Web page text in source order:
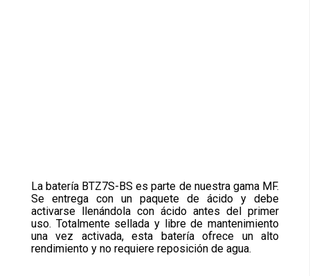
La batería BTZ7S-BS es parte de nuestra gama MF.
Se entrega con un paquete de ácido y debe
activarse llenándola con ácido antes del primer
uso. Totalmente sellada y libre de mantenimiento
una vez activada, esta batería ofrece un alto
rendimiento y no requiere reposición de agua.